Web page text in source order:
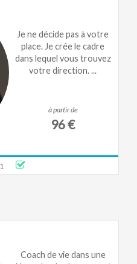
Je ne décide pas à votre
place. Je crée le cadre
dans lequel vous trouvez
votre direction. ...
à partir de
96 €
1
Coach de vie dans une